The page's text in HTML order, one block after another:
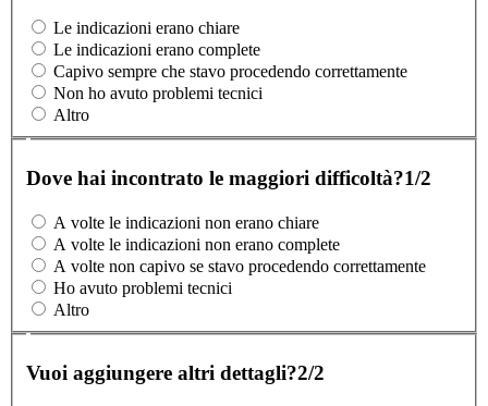
Le indicazioni erano chiare
Le indicazioni erano complete
Capivo sempre che stavo procedendo correttamente
Non ho avuto problemi tecnici
Altro
Dove hai incontrato le maggiori difficoltà?1/2
A volte le indicazioni non erano chiare
A volte le indicazioni non erano complete
A volte non capivo se stavo procedendo correttamente
Ho avuto problemi tecnici
Altro
Vuoi aggiungere altri dettagli?2/2